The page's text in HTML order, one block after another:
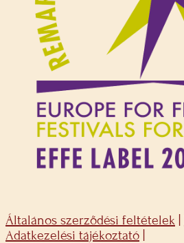
Általános szerződési feltételek
Adatkezelési tájékoztató